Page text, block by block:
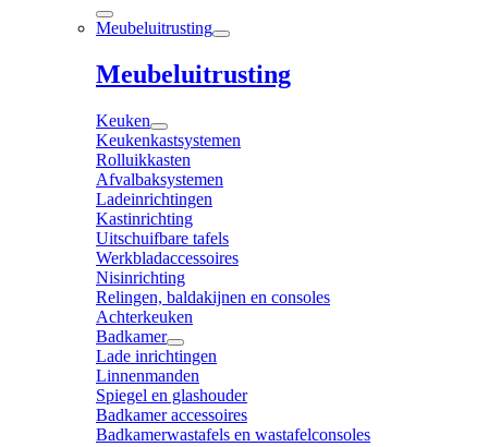
Meubeluitrusting
Meubeluitrusting
Keuken
Keukenkastsystemen
Rolluikkasten
Afvalbaksystemen
Ladeinrichtingen
Kastinrichting
Uitschuifbare tafels
Werkbladaccessoires
Nisinrichting
Relingen, baldakijnen en consoles
Achterkeuken
Badkamer
Lade inrichtingen
Linnenmanden
Spiegel en glashouder
Badkamer accessoires
Badkamerwastafels en wastafelconsoles